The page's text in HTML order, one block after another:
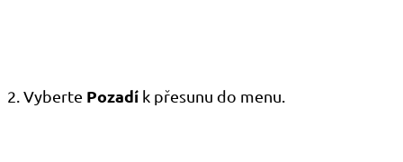
2. Vyberte Pozadí k přesunu do menu.